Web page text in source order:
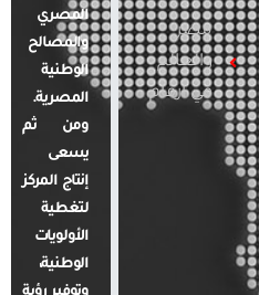
مصر
والعالم
في أرقام
المصري
والمصالح
الوطنية
المصرية.
ومن ثم
يسعى
إنتاج المركز
لتغطية
الأولويات
الوطنية،